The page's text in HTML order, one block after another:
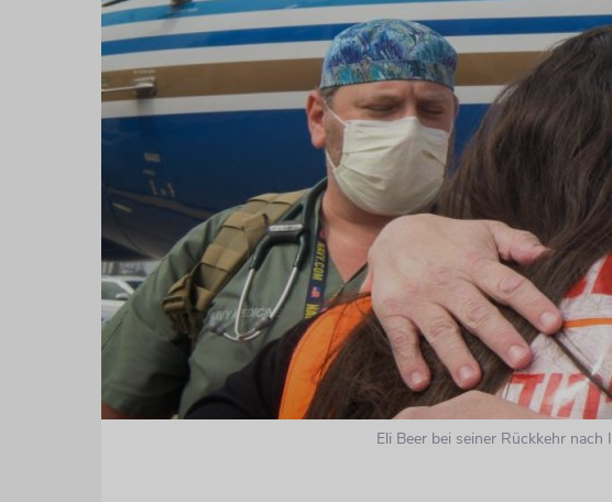
Eli Beer bei seiner Rückkehr nach